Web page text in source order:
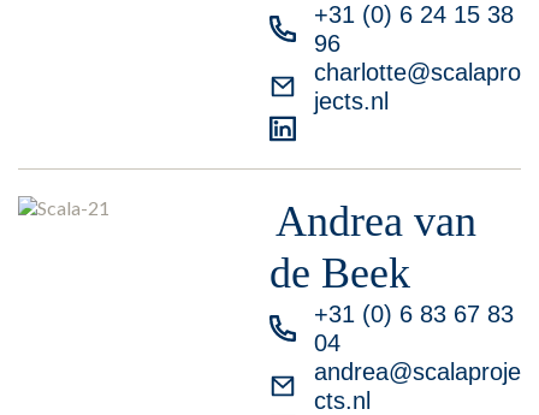
+31 (0) 6 24 15 38
96
charlotte@scalapro
jects.nl
Andrea van
de Beek
+31 (0) 6 83 67 83
04
andrea@scalaproje
cts.nl